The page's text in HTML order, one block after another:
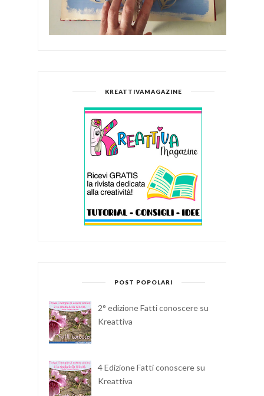
KREATTIVAMAGAZINE
POST POPOLARI
2° edizione Fatti conoscere su
Kreattiva
4 Edizione Fatti conoscere su
Kreattiva